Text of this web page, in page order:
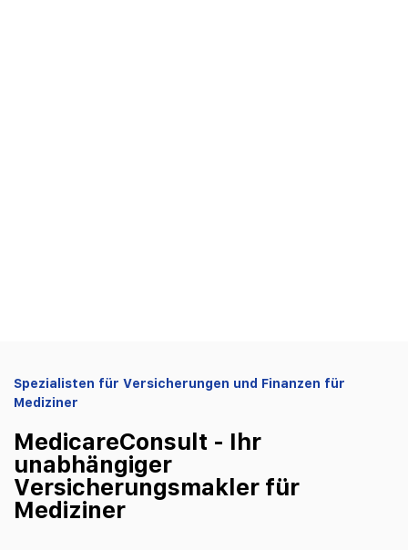
Spezialisten für Versicherungen und Finanzen für
Mediziner
MedicareConsult - Ihr
unabhängiger
Versicherungsmakler für
Mediziner